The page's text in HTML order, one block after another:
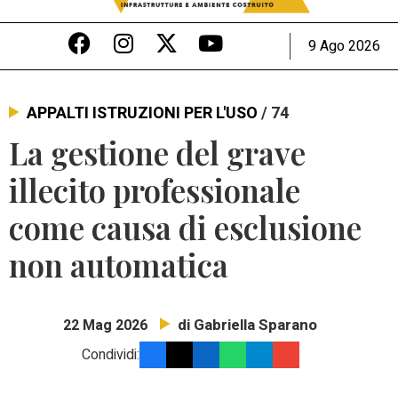
9 Ago 2026
APPALTI ISTRUZIONI PER L'USO/ 74
La gestione del grave
illecito professionale
come causa di esclusione
non automatica
22 Mag 2026 di Gabriella Sparano
Condividi: